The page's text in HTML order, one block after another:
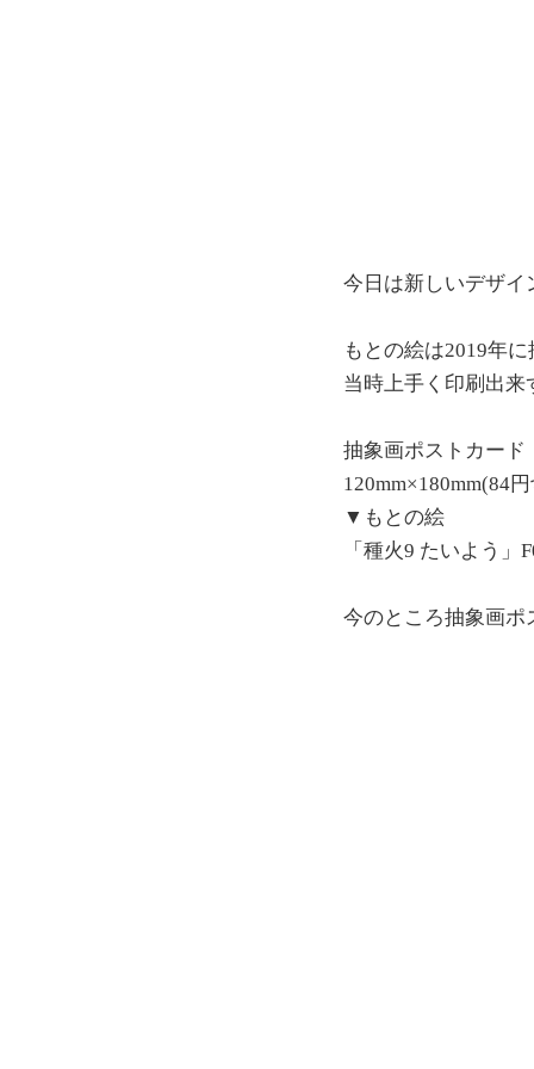
今日は新しいデザイ
もとの絵は2019年
当時上手く印刷出
抽象画ポストカード
120mm×180mm(84
▼もとの絵
「種火9 たいよう」
今のところ抽象画ポ